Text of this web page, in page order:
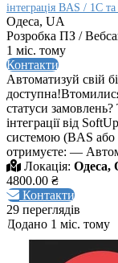
інтеграція BAS / 1С
Одеса, UA
Розробка ПЗ /
1 міс. тому
Контакти
Автоматизуй свій
статуси
інтеграції від
системою (BAS
отримуєте: —
Локація: Одеса,
4800.00 ₴
Контакти
29 переглядів
Додано 1 міс. тому